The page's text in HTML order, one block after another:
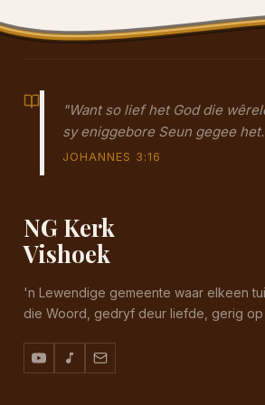
"Want so lief het God die
sy eniggebore Seun gegee
JOHANNES 3:16
NG Kerk
Vishoek
'n Lewendige gemeente waar elkeen
die Woord, gedryf deur liefde, gerig